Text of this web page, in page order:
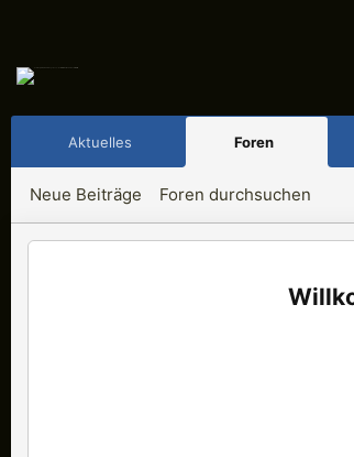
Aktuelles Foren
Neue Beiträge Foren durchsuchen